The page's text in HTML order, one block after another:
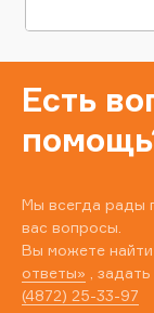
Есть
Мы всегда рады
вас вопросы.
Вы можете
ответы» ,
(4872) 25-33-97